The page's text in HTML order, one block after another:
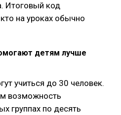
Итоговый код
на уроках обычно
детям лучше
учиться до 30 человек.
возможность
группах по десять